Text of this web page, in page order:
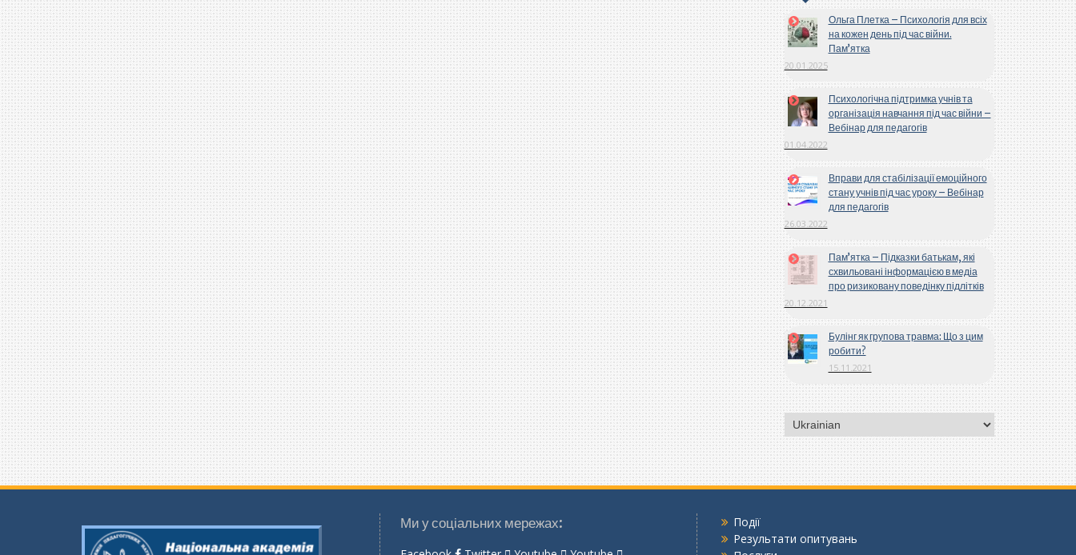
Ольга Плетка – Психологія для всіх
на кожен день під час війни.
Пам’ятка
20.01.2025
Психологічна підтримка учнів та
організація навчання під час війни –
Вебінар для педагогів
01.04.2022
Вправи для стабілізації емоційного
стану учнів під час уроку – Вебінар
для педагогів
26.03.2022
Пам’ятка – Підказки батькам, які
схвильовані інформацією в медіа
про ризиковану поведінку підлітків
20.12.2021
Булінг як групова травма: Що з цим
робити?
15.11.2021
Вибрати
мову
Ми у соціальних мережах:
Події
Результати опитувань